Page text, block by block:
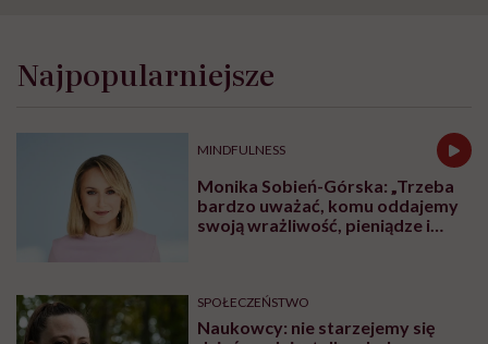
Najpopularniejsze
MINDFULNESS
Monika Sobień-Górska: „Trzeba
bardzo uważać, komu oddajemy
swoją wrażliwość, pieniądze i
SPOŁECZEŃSTWO
Naukowcy: nie starzejemy się